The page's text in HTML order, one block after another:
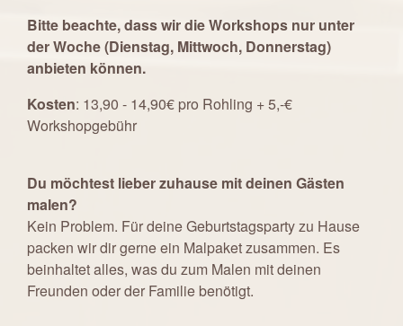
Bitte beachte, dass wir die Workshops nur unter
der Woche (Dienstag, Mittwoch, Donnerstag)
anbieten können.
Kosten: 13,90 - 14,90€ pro Rohling + 5,-€
Workshopgebühr
Du möchtest lieber zuhause mit deinen Gästen
malen?
Kein Problem. Für deine Geburtstagsparty zu Hause
packen wir dir gerne ein Malpaket zusammen. Es
beinhaltet alles, was du zum Malen mit deinen
Freunden oder der Familie benötigt.